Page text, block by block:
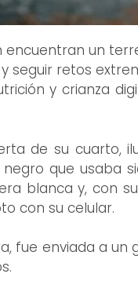
encuentran un
seguir retos
y crianza
de su cuarto,
que usaba
blanca y, con
con su celular.
fue enviada a un